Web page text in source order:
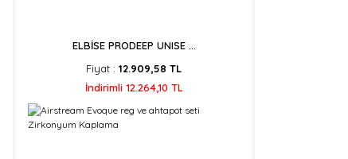
ELBİSE PRODEEP UNISE ...
Fiyat : 12.909,58 TL
İndirimli 12.264,10 TL